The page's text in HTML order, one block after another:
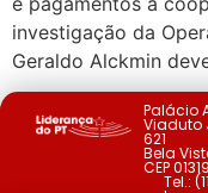
investigação da
Geraldo Alckmin
Palácio
Viaduto
621
Bela
CEP
Tel.: